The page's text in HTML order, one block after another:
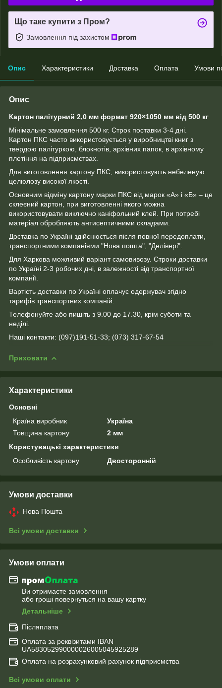
Що таке купити з Пром?
Замовлення під захистом
Опис Характеристики Доставка Оплата Умови
Опис
Картон палітурний 2,0 мм формат 920×1050 мм від 500 кг
Мінімальне замовлення 500 кг. Строк поставки 3-4 дні.
Картон ПКС часто використовується у виробництві книг з
твердою палітуркою, блокнотів, архівних папок, в архівному
плетіння на підприємствах.
Для виготовлення картону ПКС, використовують небеленую
целюлозу високої якості.
Основним відміну картону марки ПКС від марок «А» і «Б» – це
склеєний картон, при виготовленні якого можна
використовувати виключно каніфольний клей. При потребі
матеріал обробляють антисептичними складами.
Доставка по Україні здійснюється після повної передоплати,
транспортними компаніями "Нова пошта", "Делівері".
Для Харкова можливий варіант самовивозу. Строки доставки
по Україні 2-3 робочих дні, в залежності від транспортної
компанії.
Вартість доставки по Україні оплачує одержувач згідно
тарифів транспортних компаній.
Телефонуйте або пишіть з 9.00 до 17.30, крім суботи та
неділі.
Наші контакти: (097)191-51-33; (073) 317-67-54
Приховати
Характеристики
Основні
Країна виробник
Україна
Товщина картону
2 мм
Користувацькі характеристики
Особливість картону
Двосторонній
Умови доставки
Нова Пошта
Всі умови доставки
Умови оплати
Ви отримаєте замовлення
або гроші повернуться на вашу картку
Детальніше
Післяплата
Оплата за реквізитами IBAN
UA583052990000026005045925289
Оплата на розрахунковий рахунок підприємства
Всі умови оплати